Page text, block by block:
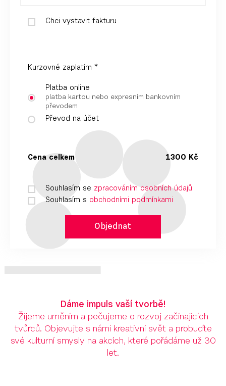
Chci vystavit fakturu
Kurzovné zaplatím *
Platba online
platba kartou nebo expresním bankovním
převodem
Převod na účet
Cena celkem 1300 Kč
Souhlasím se zpracováním osobních údajů
Souhlasím s obchodními podmínkami
Objednat
Dáme impuls vaší tvorbě!
Žijeme uměním a pečujeme o rozvoj začínajících
tvůrců. Objevujte s námi kreativní svět a probuďte
své kulturní smysly na akcích, které pořádáme už 30
let.